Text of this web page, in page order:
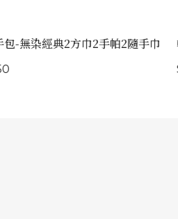
包-無染經典2方巾2手帕2隨手巾